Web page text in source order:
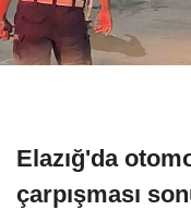
Elazığ'da
çarpışması